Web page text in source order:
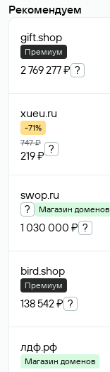
Рекомендуем
gift.shop
Премиум
2 769 277 ₽ ?
xueu.ru
-71%
747 ₽
219 ₽
?
swop.ru
? Магазин доменов
1 030 000 ₽ ?
bird.shop
Премиум
138 542 ₽ ?
лдф.рф
Магазин доменов